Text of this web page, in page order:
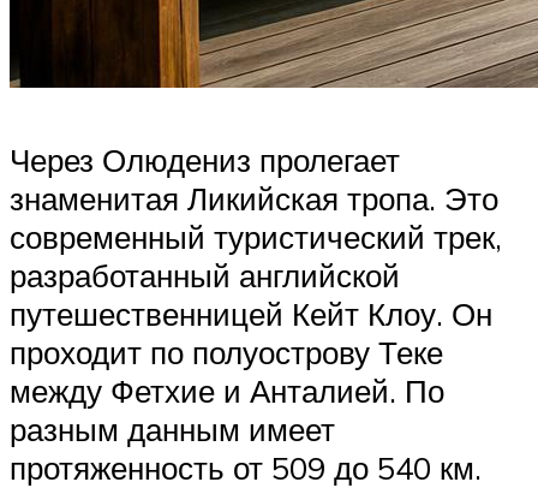
Через Олюдениз пролегает
знаменитая Ликийская тропа. Это
современный туристический трек,
разработанный английской
путешественницей Кейт Клоу. Он
проходит по полуострову Теке
между Фетхие и Анталией. По
разным данным имеет
протяженность от 509 до 540 км.